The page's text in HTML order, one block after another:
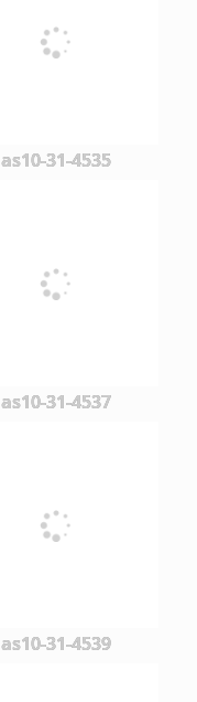
as10-31-4535
as10-31-4537
as10-31-4539